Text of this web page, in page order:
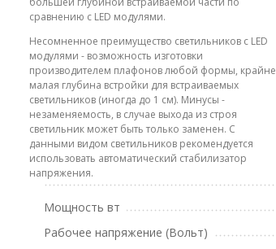
сравнению с LED модулями.
Несомненное преимущество светильников с LED
модулями - возможность изготовки
производителем плафонов любой формы, крайне
малая глубина встройки для встраиваемых
светильников (иногда до 1 см). Минусы -
незаменяемость, в случае выхода из строя
светильник может быть только заменен. С
данными видом светильников рекомендуется
использовать автоматический стабилизатор
напряжения.
Мощность вт
Рабочее напряжение (Вольт)